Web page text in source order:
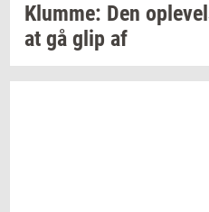
Klum­me: Den
at gå glip af